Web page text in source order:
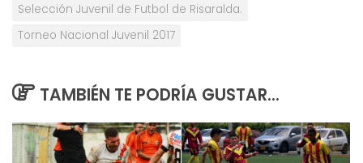
Selección Juvenil de Futbol de Risaralda.
Torneo Nacional Juvenil 2017
TAMBIÉN TE PODRÍA GUSTAR...